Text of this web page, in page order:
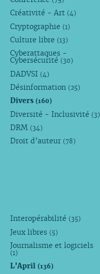
Créativité - Art (4)
Cryptographie (1)
Culture libre (13)
Cyberattaques -
Cybersécurité (30)
DADVSI (4)
Désinformation (25)
Divers (160)
Diversité - Inclusivité (3)
DRM (34)
Droit d’auteur (78)
Interopérabilité (35)
Jeux libres (5)
Journalisme et logiciels
(1)
L’April (136)